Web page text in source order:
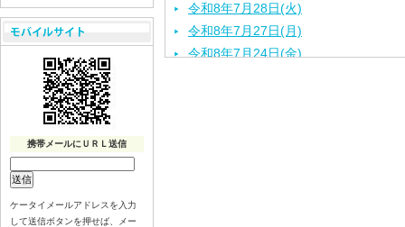
令和8年7月28日(火)
令和8年7月27日(月)
令和8年7月24日(金)
携帯メールにＵＲＬ送信
ケータイメールアドレスを入力
して送信ボタンを押せば、メー